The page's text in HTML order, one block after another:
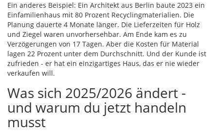
Ein anderes Beispiel: Ein Architekt aus Berlin baute 2023 ein
Einfamilienhaus mit 80 Prozent Recyclingmaterialien. Die
Planung dauerte 4 Monate länger. Die Lieferzeiten für Holz
und Ziegel waren unvorhersehbar. Am Ende kam es zu
Verzögerungen von 17 Tagen. Aber die Kosten für Material
lagen 22 Prozent unter dem Durchschnitt. Und der Kunde ist
zufrieden - er hat ein einzigartiges Haus, das er nie wieder
verkaufen will.
Was sich 2025/2026 ändert -
und warum du jetzt handeln
musst